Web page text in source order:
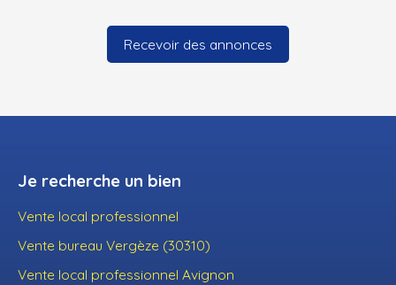
Recevoir des annonces
Je recherche un bien
Vente local professionnel
Vente bureau Vergèze (30310)
Vente local professionnel Avignon